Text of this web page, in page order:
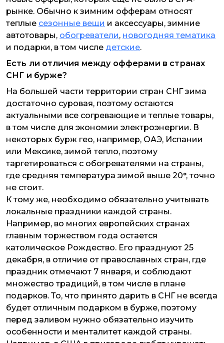
рынке. Обычно к зимним офферам относят
теплые сезонные вещи и аксессуары, зимние
автотовары, обогреватели, новогодняя тематика
и подарки, в том числе детские.
Есть ли отличия между офферами в странах
СНГ и бурже?
На большей части территории стран СНГ зима
достаточно суровая, поэтому остаются
актуальными все согревающие и теплые товары,
в том числе для экономии электроэнергии. В
некоторых бурж гео, например, ОАЭ, Испании
или Мексике, зимой тепло, поэтому
таргетироваться с обогревателями на страны,
где средняя температура зимой выше 20°, точно
не стоит.
К тому же, необходимо обязательно учитывать
локальные праздники каждой страны.
Например, во многих европейских странах
главным торжеством года остается
католическое Рождество. Его празднуют 25
декабря, в отличие от православных стран, где
праздник отмечают 7 января, и соблюдают
множество традиций, в том числе в плане
подарков. То, что принято дарить в СНГ не всегда
будет отличным подарком в бурже, поэтому
перед заливом нужно обязательно изучить
особенности и менталитет каждой страны.